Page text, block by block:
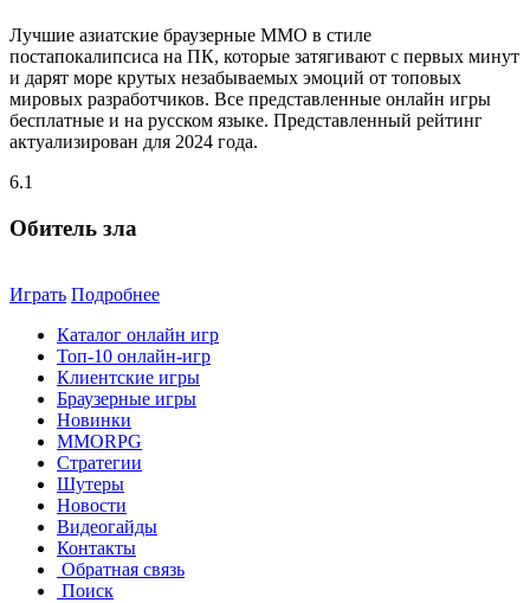
Лучшие азиатские браузерные MMO в стиле
постапокалипсиса на ПК, которые затягивают с первых минут
и дарят море крутых незабываемых эмоций от топовых
мировых разработчиков. Все представленные онлайн игры
бесплатные и на русском языке. Представленный рейтинг
актуализирован для 2024 года.
6.1
Обитель зла
Играть Подробнее
Каталог онлайн игр
Топ-10 онлайн-игр
Клиентские игры
Браузерные игры
Новинки
MMORPG
Стратегии
Шутеры
Новости
Видеогайды
Контакты
Обратная связь
Поиск